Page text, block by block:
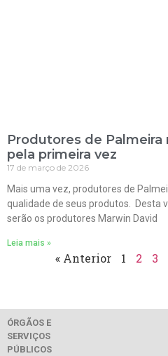
Produtores de
pela primeira vez
17 de março de 2026
Mais uma vez, produtores de
qualidade de seus produtos. Desta
serão os produtores Marwin David
Leia mais »
« Anterior 1 2 3
ÓRGÃOS E
SERVIÇOS
PÚBLICOS